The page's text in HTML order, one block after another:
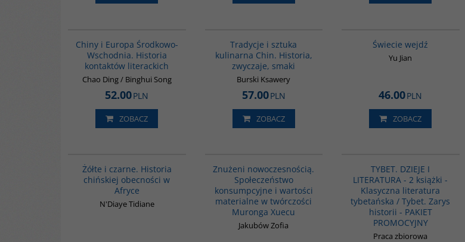
Chiny i Europa Środkowo-
Wschodnia. Historia
kontaktów literackich
Chao Ding / Binghui Song
52.00PLN
ZOBACZ
Tradycje i sztuka
kulinarna Chin. Historia,
zwyczaje, smaki
Burski Ksawery
57.00PLN
ZOBACZ
Świecie wejdź
Yu Jian
46.00PLN
ZOBACZ
Żółte i czarne. Historia
chińskiej obecności w
Afryce
N'Diaye Tidiane
Znużeni nowoczesnością.
Społeczeństwo
konsumpcyjne i wartości
materialne w twórczości
Muronga Xuecu
Jakubów Zofia
TYBET. DZIEJE I
LITERATURA - 2 książki -
Klasyczna literatura
tybetańska / Tybet. Zarys
historii - PAKIET
PROMOCYJNY
Praca zbiorowa